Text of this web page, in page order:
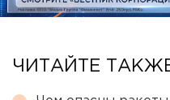
ЧИТАЙТЕ